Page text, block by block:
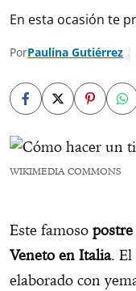
En esta ocasión te
PorPaulina Gutiérrez
WIKIMEDIA COMMONS
Este famoso
Veneto en Italia. El
elaborado con